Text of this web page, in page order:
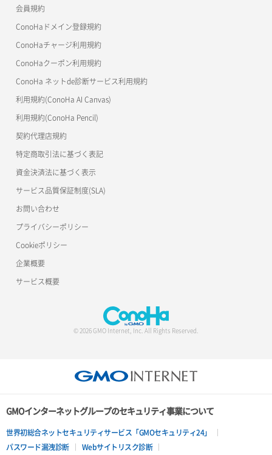
美雲このは徹底ガイド
会員規約
ConoHaドメイン登録規約
ConoHaチャージ利用規約
ConoHaクーポン利用規約
ConoHa ネットde診断サービス利用規約
利用規約(ConoHa AI Canvas)
利用規約(ConoHa Pencil)
契約代理店規約
特定商取引法に基づく表記
資金決済法に基づく表示
サービス品質保証制度(SLA)
お問い合わせ
プライバシーポリシー
Cookieポリシー
企業概要
サービス概要
© 2026 GMO Internet, Inc. All Rights Reserved.
GMOインターネットグループのセキュリティ事業について
世界初総合ネットセキュリティサービス「GMOセキュリティ24」
パスワード漏洩診断
Webサイトリスク診断